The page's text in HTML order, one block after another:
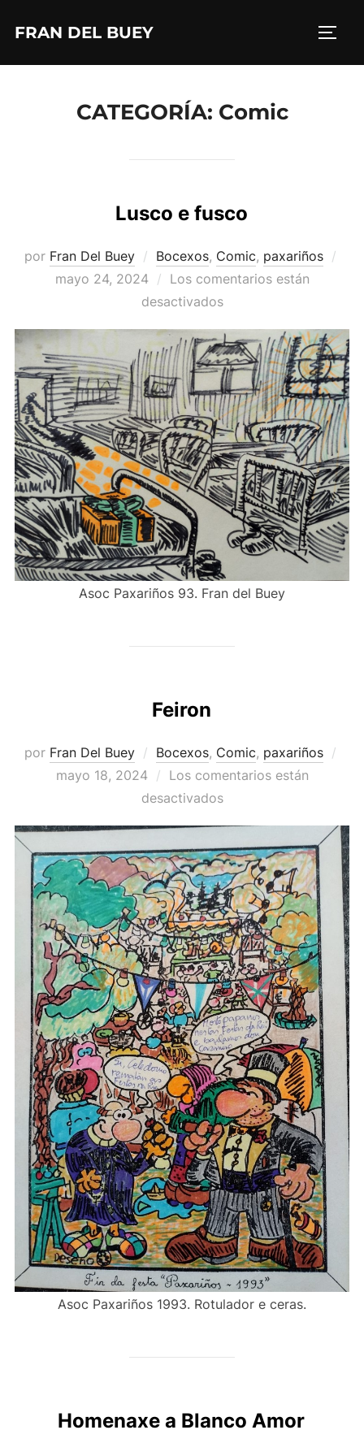
FRAN DEL BUEY
CATEGORÍA: Comic
Lusco e fusco
por Fran Del Buey Bocexos, Comic, paxariños
mayo 24, 2024
Los comentarios están
desactivados
Asoc Paxariños 93. Fran del Buey
Feiron
por Fran Del Buey Bocexos, Comic, paxariños
mayo 18, 2024
Los comentarios están
desactivados
Asoc Paxariños 1993. Rotulador e ceras.
Homenaxe a Blanco Amor